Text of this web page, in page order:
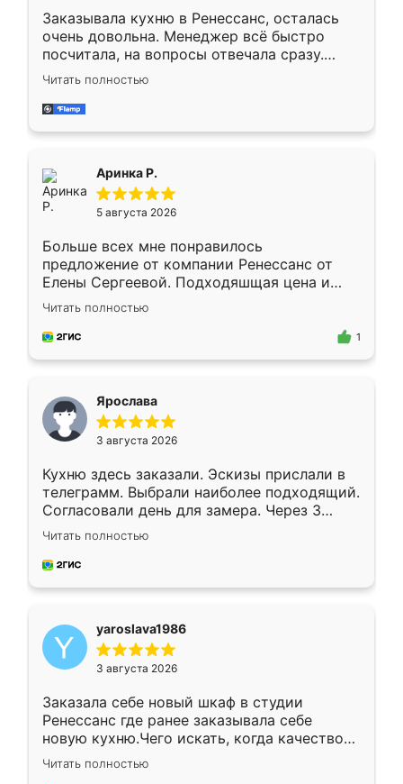
Заказывала кухню в Ренессанс, осталась
очень довольна. Менеджер всё быстро
посчитала, на вопросы отвечала сразу.
Замерщик приехал в субботу, подошёл к
делу со всей ответственностью. Собрали
за день, ребята работали аккуратно, даже
Читать полностью
Аринка Р.
5 августа 2026
Больше всех мне понравилось
предложение от компании Ренессанс от
Елены Сергеевой. Подходяшщая цена и
короткие сроки изготовления. Приехавший
для замера сотрудник Владислав
предложил по моему эскизу самый
Читать полностью
1
Ярослава
3 августа 2026
Кухню здесь заказали. Эскизы прислали в
телеграмм. Выбрали наиболее подходящий.
Согласовали день для замера. Через 3
недели кухня была уже готова. Остались
довольны работой. Спасибо Ренессанс
мебель за качественную работу!
Читать полностью
yaroslava1986
3 августа 2026
Заказала себе новый шкаф в студии
Ренессанс где ранее заказывала себе
новую кухню.Чего искать, когда качеством
вполне довольна. Служит кухня уже почти
два года, нареканий нет.
Читать полностью